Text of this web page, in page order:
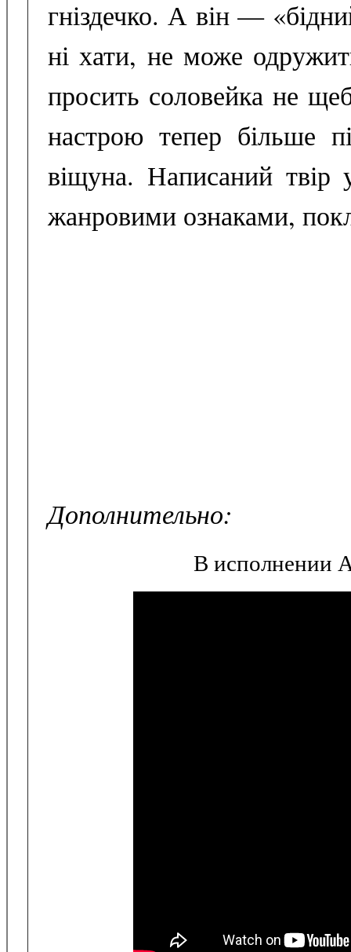
гніздечко. А він —
ні хати, не може
просить соловейка не
настрою тепер більше
віщуна. Написаний твір
жанровими ознаками,
Дополнительно:
В исполнении